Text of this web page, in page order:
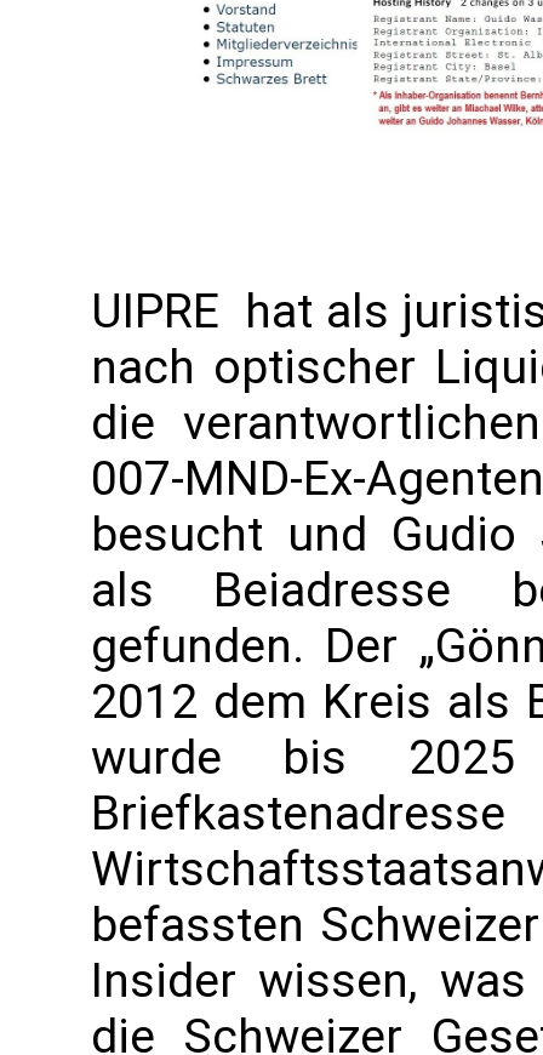
UIPRE hat als
nach optischer
die
007-MND-Ex-
besucht und Gudio
als Beiadresse
gefunden. Der
2012 dem Kreis als
wurde bis
befassten
Insider wissen,
die Schweizer